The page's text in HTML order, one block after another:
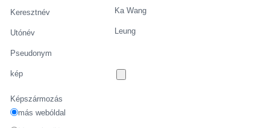
Keresztnév Ka Wang
Utónév Leung
Pseudonym
kép
Képszármozás
más webóldal